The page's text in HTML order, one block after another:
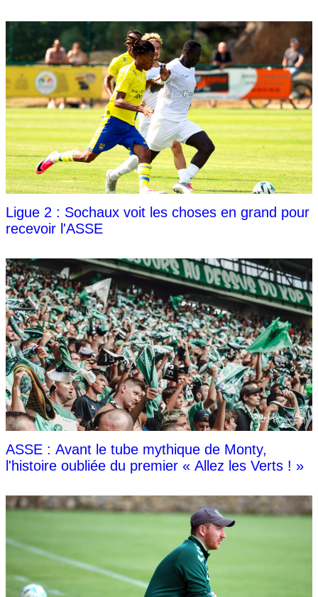
Ligue 2 : Sochaux voit les choses en grand pour
recevoir l'ASSE
ASSE : Avant le tube mythique de Monty,
l'histoire oubliée du premier « Allez les Verts ! »